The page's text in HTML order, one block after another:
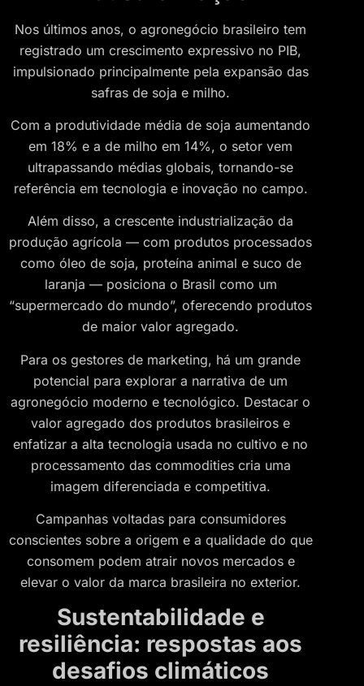
Nos últimos anos, o agronegócio brasileiro tem
registrado um crescimento expressivo no PIB,
impulsionado principalmente pela expansão das
safras de soja e milho.
Com a produtividade média de soja aumentando
em 18% e a de milho em 14%, o setor vem
ultrapassando médias globais, tornando-se
referência em tecnologia e inovação no campo.
Além disso, a crescente industrialização da
produção agrícola — com produtos processados
como óleo de soja, proteína animal e suco de
laranja — posiciona o Brasil como um
“supermercado do mundo”, oferecendo produtos
de maior valor agregado.
Para os gestores de marketing, há um grande
potencial para explorar a narrativa de um
agronegócio moderno e tecnológico. Destacar o
valor agregado dos produtos brasileiros e
enfatizar a alta tecnologia usada no cultivo e no
processamento das commodities cria uma
imagem diferenciada e competitiva.
Campanhas voltadas para consumidores
conscientes sobre a origem e a qualidade do que
consomem podem atrair novos mercados e
elevar o valor da marca brasileira no exterior.
Sustentabilidade e
resiliência: respostas aos
desafios climáticos